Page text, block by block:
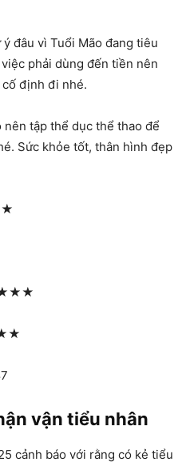
đâu vì Tuổi Mão đang tiêu
phải dùng đến tiền nên
định đi nhé.
tập thể dục thể thao để
Sức khỏe tốt, thân hình đẹp
vận tiểu nhân
cảnh báo với rằng có kẻ tiểu